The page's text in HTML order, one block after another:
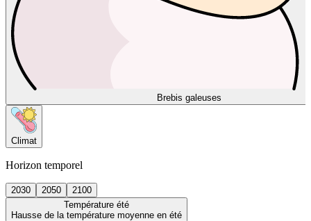
Brebis galeuses
Climat
Horizon temporel
2030 2050
2100
Température été
Hausse de la température moyenne en été